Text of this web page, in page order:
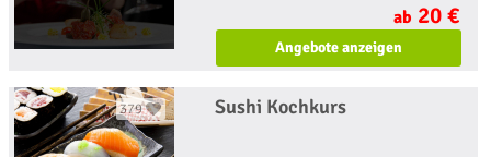
ab 20 €
Angebote anzeigen
379 Sushi Kochkurs